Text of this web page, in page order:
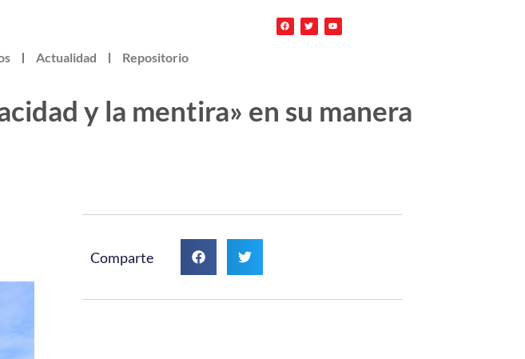
Actualidad Repositorio
y la mentira» en su manera
Comparte